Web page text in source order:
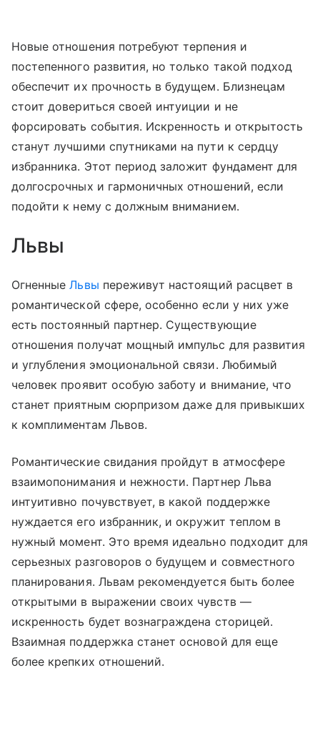
Новые отношения потребуют терпения и
постепенного развития, но только такой подход
обеспечит их прочность в будущем. Близнецам
стоит довериться своей интуиции и не
форсировать события. Искренность и открытость
станут лучшими спутниками на пути к сердцу
избранника. Этот период заложит фундамент для
долгосрочных и гармоничных отношений, если
подойти к нему с должным вниманием.
Львы
ОгненныеЛьвы переживут настоящий расцвет в
романтической сфере, особенно если у них уже
есть постоянный партнер. Существующие
отношения получат мощный импульс для развития
и углубления эмоциональной связи. Любимый
человек проявит особую заботу и внимание, что
станет приятным сюрпризом даже для привыкших
к комплиментам Львов.
Романтические свидания пройдут в атмосфере
взаимопонимания и нежности. Партнер Льва
интуитивно почувствует, в какой поддержке
нуждается его избранник, и окружит теплом в
нужный момент. Это время идеально подходит для
серьезных разговоров о будущем и совместного
планирования. Львам рекомендуется быть более
открытыми в выражении своих чувств —
искренность будет вознаграждена сторицей.
Взаимная поддержка станет основой для еще
более крепких отношений.